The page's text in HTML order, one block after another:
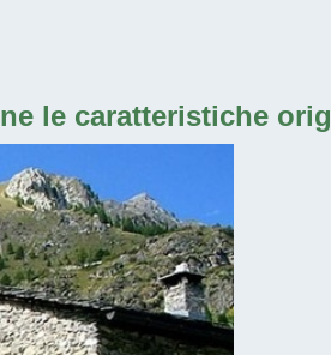
le caratteristiche